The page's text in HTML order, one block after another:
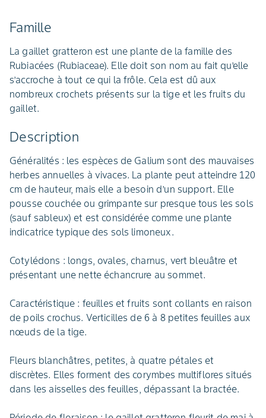
Famille
La gaillet gratteron est une plante de la famille des
Rubiacées (Rubiaceae). Elle doit son nom au fait qu’elle
s’accroche à tout ce qui la frôle. Cela est dû aux
nombreux crochets présents sur la tige et les fruits du
gaillet.
Description
Généralités : les espèces de Galium sont des mauvaises
herbes annuelles à vivaces. La plante peut atteindre 120
cm de hauteur, mais elle a besoin d’un support. Elle
pousse couchée ou grimpante sur presque tous les sols
(sauf sableux) et est considérée comme une plante
indicatrice typique des sols limoneux.
Cotylédons : longs, ovales, charnus, vert bleuâtre et
présentant une nette échancrure au sommet.
Caractéristique : feuilles et fruits sont collants en raison
de poils crochus. Verticilles de 6 à 8 petites feuilles aux
nœuds de la tige.
Fleurs blanchâtres, petites, à quatre pétales et
discrètes. Elles forment des corymbes multiflores situés
dans les aisselles des feuilles, dépassant la bractée.